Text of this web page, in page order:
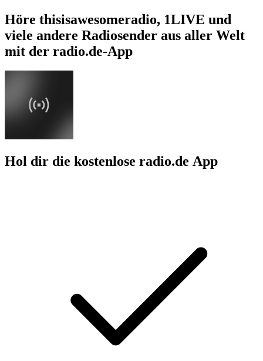
Höre thisisawesomeradio, 1LIVE und
viele andere Radiosender aus aller Welt
mit der radio.de-App
Hol dir die kostenlose radio.de App